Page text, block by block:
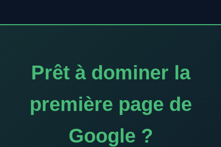
Prêt à dominer la
première page de
Google ?